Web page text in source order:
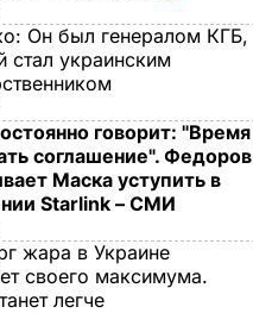
Он был генералом КГБ,
стал украинским
говорит: "Время
соглашение". Федоров
Маска уступить в
Starlink – СМИ
жара в Украине
своего максимума.
легче